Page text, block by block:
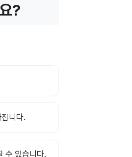
?
니다.
수 있습니다.